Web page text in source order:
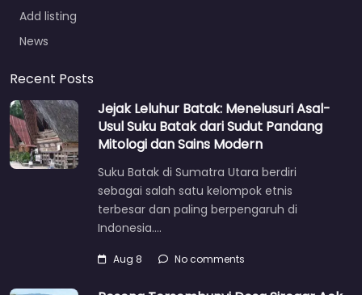
Add listing
News
Recent Posts
Jejak Leluhur Batak: Menelusuri Asal-
Usul Suku Batak dari Sudut Pandang
Mitologi dan Sains Modern
Suku Batak di Sumatra Utara berdiri
sebagai salah satu kelompok etnis
terbesar dan paling berpengaruh di
Indonesia.…
Aug 8 No comments